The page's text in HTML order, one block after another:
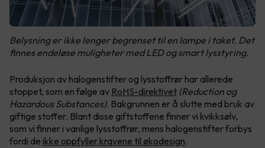
Belysning er ikke lenger begrenset til en lampe i taket. Det
finnes endeløse muligheter med LED og smart lysstyring.
Produksjon av halogenstifter og lysstoffrør har allerede
stoppet, som en følge av RoHS-direktivet (Reduction og
Hazardous Substances). Bakgrunnen er å slutte med bruk av
giftige stoffer. Blant disse giftstoffene finner vi kvikksølv,
som vi finner i vanlige lysstoffrør, mens halogenstifter forbys
fordi de ikke oppfyller kravene til økodesign.